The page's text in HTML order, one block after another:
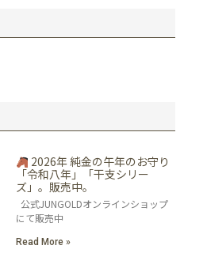
2026年 純金の午年のお守り
「令和八年」「干支シリー
ズ」。販売中。
公式JUNGOLDオンラインショップ
にて販売中
Read More »